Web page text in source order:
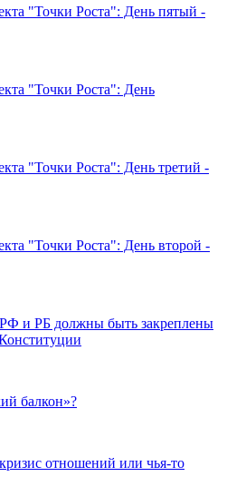
"Точки Роста": День пятый -
"Точки Роста": День
"Точки Роста": День третий -
"Точки Роста": День второй -
и РБ должны быть закреплены
балкон»?
отношений или чья-то